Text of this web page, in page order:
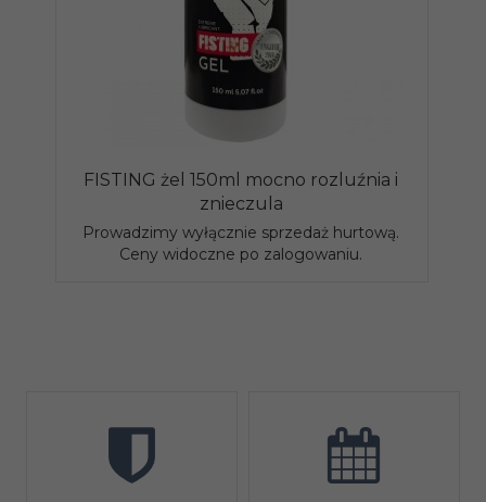
FISTING żel 150ml mocno rozluźnia i
znieczula
Prowadzimy wyłącznie sprzedaż hurtową.
Ceny widoczne po zalogowaniu.